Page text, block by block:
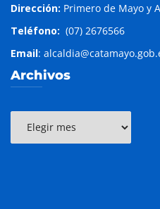
Dirección: Primero de Mayo y
Teléfono: (07) 2676566
Email:
Archivos